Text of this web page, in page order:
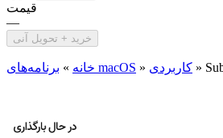
قیمت
—
خرید + تحویل آنی
خانه » برنامه‌های macOS » کاربردی »